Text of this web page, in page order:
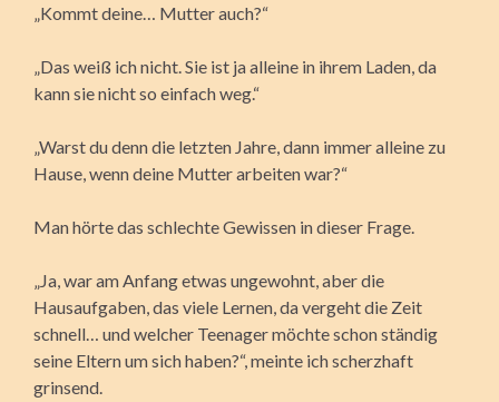
„Kommt deine… Mutter auch?“
„Das weiß ich nicht. Sie ist ja alleine in ihrem Laden, da
kann sie nicht so einfach weg.“
„Warst du denn die letzten Jahre, dann immer alleine zu
Hause, wenn deine Mutter arbeiten war?“
Man hörte das schlechte Gewissen in dieser Frage.
„Ja, war am Anfang etwas ungewohnt, aber die
Hausaufgaben, das viele Lernen, da vergeht die Zeit
schnell… und welcher Teenager möchte schon ständig
seine Eltern um sich haben?“, meinte ich scherzhaft
grinsend.